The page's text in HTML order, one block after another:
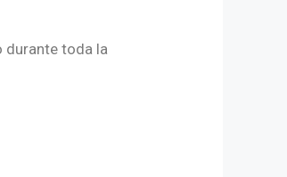
durante toda la